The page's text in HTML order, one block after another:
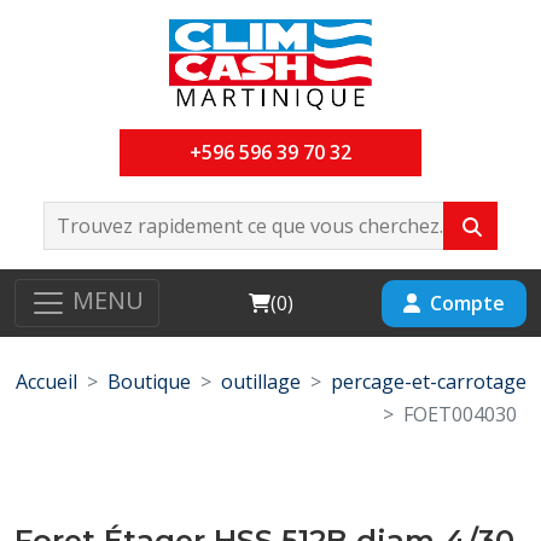
+596 596 39 70 32
MENU Cart
(0) Compte
Accueil Boutique outillage
percage-et-carrotage
FOET004030